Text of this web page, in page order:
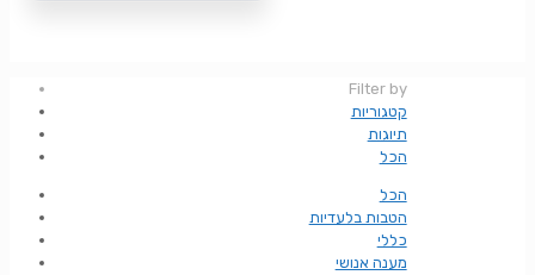
Filter by
קטגוריות
תיוגות
הכל
הכל
הטבות בלעדיות
כללי
מענה אנושי